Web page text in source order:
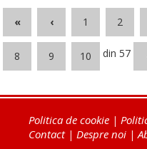
« ‹ 1 2
8 9 10 din 57
Politica de cookie |
Contact| Despre noi |